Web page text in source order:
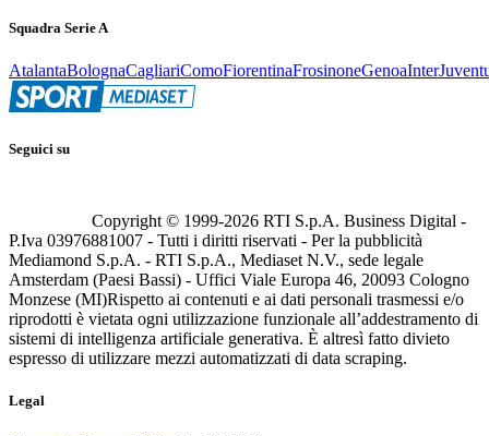
Squadra Serie A
AtalantaBolognaCagliariComoFiorentinaFrosinoneGenoaInter
Seguici su
Copyright © 1999-2026 RTI S.p.A. Business Digital -
P.Iva 03976881007 - Tutti i diritti riservati - Per la pubblicità
Mediamond S.p.A. - RTI S.p.A., Mediaset N.V., sede legale
Amsterdam (Paesi Bassi) - Uffici Viale Europa 46, 20093 Cologno
Monzese (MI)Rispetto ai contenuti e ai dati personali trasmessi e/o
riprodotti è vietata ogni utilizzazione funzionale all’addestramento di
sistemi di intelligenza artificiale generativa. È altresì fatto divieto
espresso di utilizzare mezzi automatizzati di data scraping.
Legal